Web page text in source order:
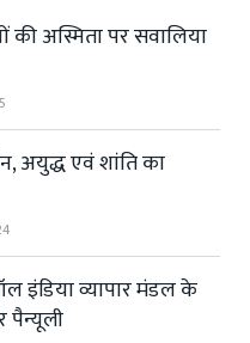
की अस्मिता पर सवालिया
अयुद्ध एवं शांति का
व्यापार मंडल के
पैन्यूली